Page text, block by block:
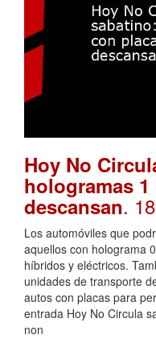
Hoy No
hologramas
descansan.
Los automóviles que
aquellos con holograma
híbridos y eléctricos.
unidades de transporte
autos con placas para
entrada Hoy No Circula
non